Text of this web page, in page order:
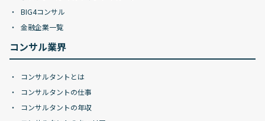
BIG4コンサル
金融企業一覧
コンサル業界
コンサルタントとは
コンサルタントの仕事
コンサルタントの年収